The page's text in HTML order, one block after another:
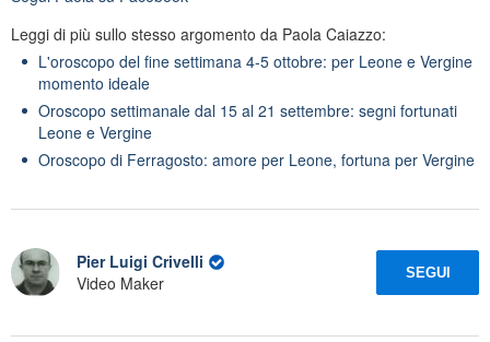
Leggi di più sullo stesso argomento da Paola Caiazzo:
L'oroscopo del fine settimana 4-5 ottobre: per Leone e Vergine
momento ideale
Oroscopo settimanale dal 15 al 21 settembre: segni fortunati
Leone e Vergine
Oroscopo di Ferragosto: amore per Leone, fortuna per Vergine
Pier Luigi Crivelli
Video Maker
SEGUI